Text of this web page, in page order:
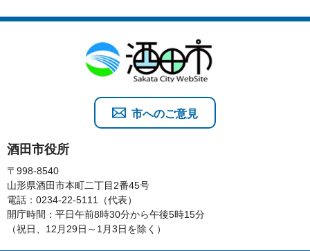
酒田市役所
〒998-8540
山形県酒田市本町二丁目2番45号
電話：0234-22-5111（代表）
開庁時間：平日午前8時30分から午後5時15分
（祝日、12月29日～1月3日を除く）
市へのご意見